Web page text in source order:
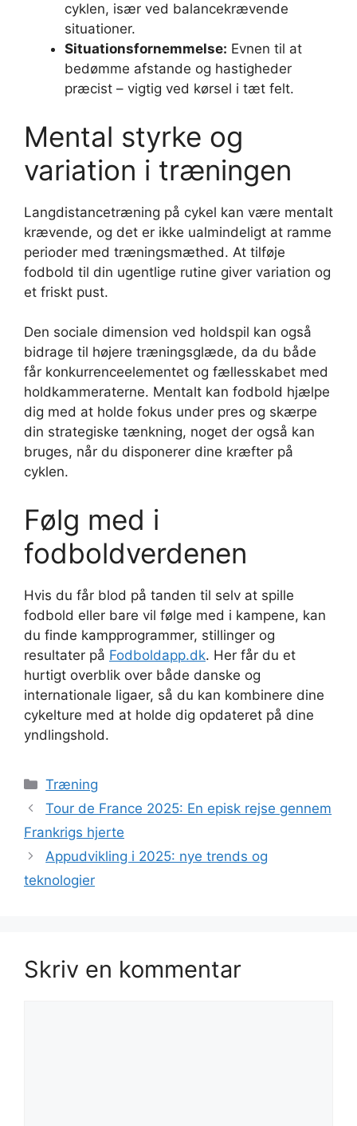
cyklen, især ved balancekrævende
situationer.
Situationsfornemmelse: Evnen til at
bedømme afstande og hastigheder
præcist – vigtig ved kørsel i tæt felt.
Mental styrke og
variation i træningen
Langdistancetræning på cykel kan være mentalt
krævende, og det er ikke ualmindeligt at ramme
perioder med træningsmæthed. At tilføje
fodbold til din ugentlige rutine giver variation og
et friskt pust.
Den sociale dimension ved holdspil kan også
bidrage til højere træningsglæde, da du både
får konkurrenceelementet og fællesskabet med
holdkammeraterne. Mentalt kan fodbold hjælpe
dig med at holde fokus under pres og skærpe
din strategiske tænkning, noget der også kan
bruges, når du disponerer dine kræfter på
cyklen.
Følg med i
fodboldverdenen
Hvis du får blod på tanden til selv at spille
fodbold eller bare vil følge med i kampene, kan
du finde kampprogrammer, stillinger og
resultater på Fodboldapp.dk. Her får du et
hurtigt overblik over både danske og
internationale ligaer, så du kan kombinere dine
cykelture med at holde dig opdateret på dine
yndlingshold.
Kategorier
Træning
Tour de France 2025: En episk rejse gennem
Frankrigs hjerte
Appudvikling i 2025: nye trends og
teknologier
Skriv en kommentar